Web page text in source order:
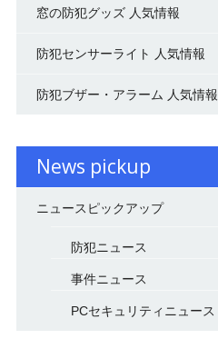
窓の防犯グッズ 人気情報
防犯センサーライト 人気情報
防犯ブザー・アラーム 人気情報
News pickup
ニュースピックアップ
防犯ニュース
事件ニュース
PCセキュリティニュース